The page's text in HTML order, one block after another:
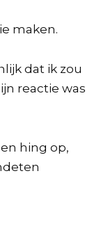
maken.
dat ik zou
reactie was
hing op,